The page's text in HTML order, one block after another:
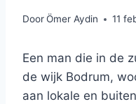
DoorÖmer Aydin 11
Een man die in de
de wijk Bodrum,
aan lokale en